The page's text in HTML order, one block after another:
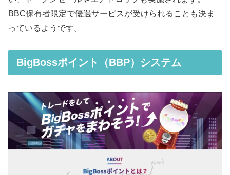
BBC保有者限定で優遇サービスが受けられることも決ま
っているようです。
BigBossポイント（BBP）システム